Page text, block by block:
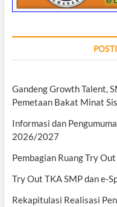
Gandeng Growth Talent,
Pemetaan Bakat Minat
Informasi dan
2026/2027
Pembagian Ruang Try
Try Out TKA SMP dan e-
Rekapitulasi Realisasi